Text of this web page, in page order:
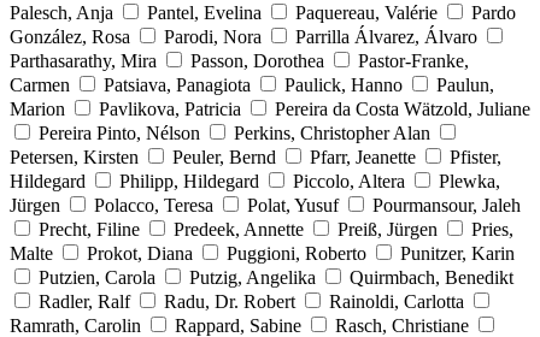
Palesch, Anja
Pantel, Evelina Paquereau, Valérie
Pardo
González, Rosa
Parodi, Nora
Parrilla Álvarez, Álvaro
Parthasarathy, Mira
Passon, Dorothea
Pastor-Franke,
Carmen
Patsiava, Panagiota Paulick, Hanno
Paulun,
Marion
Pavlikova, Patricia
Pereira da Costa Wätzold, Juliane
Pereira Pinto, Nélson
Perkins, Christopher Alan
Petersen, Kirsten
Peuler, Bernd Pfarr, Jeanette
Pfister,
Hildegard
Philipp, Hildegard Piccolo, Altera
Plewka,
Jürgen
Polacco, Teresa Polat, Yusuf
Pourmansour, Jaleh
Precht, Filine
Predeek, Annette Preiß, Jürgen
Pries,
Malte
Prokot, Diana Puggioni, Roberto
Punitzer, Karin
Putzien, Carola
Putzig, Angelika
Quirmbach, Benedikt
Radler, Ralf
Radu, Dr. Robert
Rainoldi, Carlotta
Ramrath, Carolin
Rappard, Sabine
Rasch, Christiane